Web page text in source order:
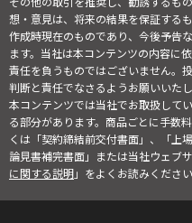
想・意見は、将来の結果を保証する
作成時現在のものであり、今後予告
ます。当社は本コンテンツの内容に
責任を負うものではございません。
判断と責任でなさるようお願いいたし
本コンテンツでは当社でお取扱して
る部分があります。商品ごとに手数
くは「契約締結前交付書面」、「上
論見書補完書面」または当社ウェブ
に関する説明」をよくお読みください